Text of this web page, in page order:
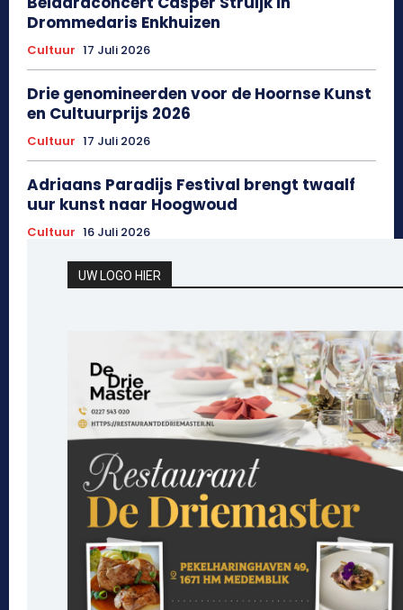
Drommedaris Enkhuizen
Cultuur 17 Juli 2026
Drie genomineerden voor de Hoornse Kunst
en Cultuurprijs 2026
Cultuur 17 Juli 2026
Adriaans Paradijs Festival brengt twaalf
uur kunst naar Hoogwoud
Cultuur 16 Juli 2026
UW LOGO HIER